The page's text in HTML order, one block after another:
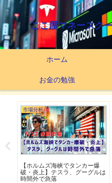
ここ屋マネースク
ホーム
お金の勉強
つみたてNISA
【新NISAの投資先はこれだ】
つみたてNISA63ヶ月間の運用
実績